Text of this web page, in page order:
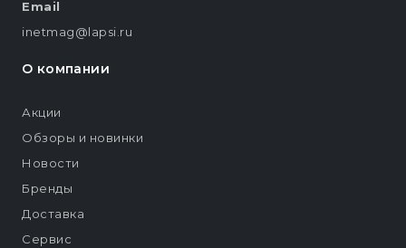
Email
inetmag@lapsi.ru
О компании
Акции
Обзоры и новинки
Новости
Бренды
Доставка
Сервис